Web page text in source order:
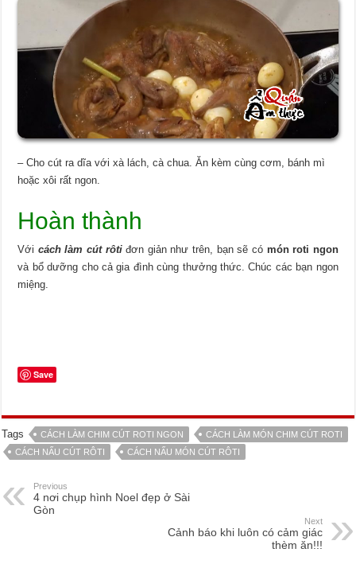
– Cho cút ra dĩa với xà lách, cà chua. Ăn kèm cùng cơm, bánh mì
hoặc xôi rất ngon.
Hoàn thành
Với cách làm cút rôtiđơn giản như trên, bạn sẽ có món roti ngon
và bổ dưỡng cho cả gia đình cùng thưởng thức. Chúc các bạn ngon
miệng.
Save
Tags CÁCH LÀM CHIM CÚT ROTI NGON
CÁCH LÀM MÓN CHIM CÚT ROTI
CÁCH NẤU CÚT RÔTI
CÁCH NẤU MÓN CÚT RÔTI
Previous
4 nơi chụp hình Noel đẹp ở Sài
Gòn
Next
Cảnh báo khi luôn có cảm giác
thèm ăn!!!